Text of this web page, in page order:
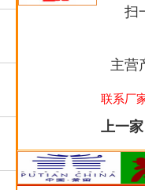
扫
主营
联系厂
上一家